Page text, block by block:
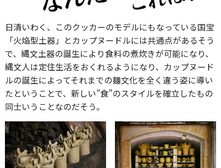
日清いわく、このクッカーのモデルにもなっている国宝
「火焔型土器」とカップヌードルには共通点があるそう
で、縄文土器の誕生により食料の煮炊きが可能になり、
縄文人は定住生活をおくれるようになり、カップヌード
ルの誕生によってそれまでの麺文化を全く違う姿に導い
たということで、新しい”食”のスタイルを確立したもの
同士いうことなのだそう。